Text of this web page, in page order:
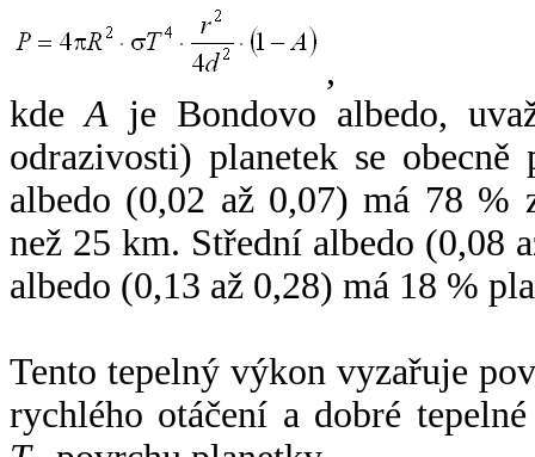
,
kdeA je Bondovo albedo,
odrazivosti) planetek se
albedo (0,02 až 0,07) má 78 %
než 25 km. Střední albedo (0,08
albedo (0,13 až 0,28) má 18 %
Tento tepelný výkon vyzařuje
rychlého otáčení a dobré